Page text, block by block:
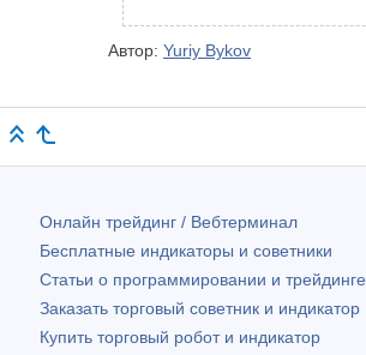
Автор: Yuriy Bykov
Онлайн трейдинг / Вебтерминал
Бесплатные индикаторы и советники
Статьи о программировании и трейдинге
Заказать торговый советник и индикатор
Купить торговый робот и индикатор